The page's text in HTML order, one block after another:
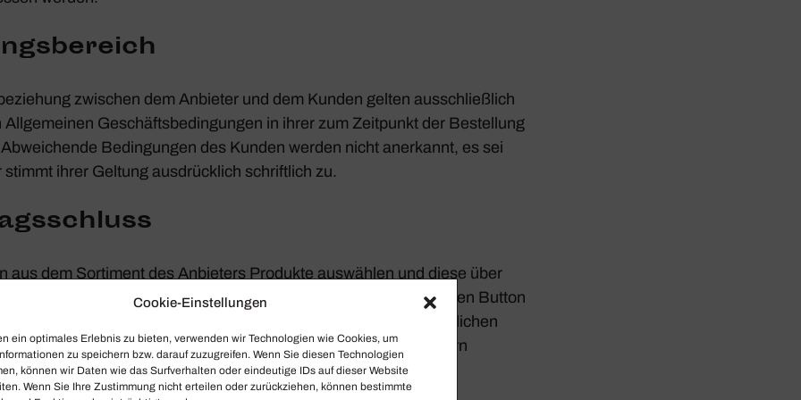
Cookie-Einstellungen
ein optimales Erlebnis zu bieten, verwenden wir Technologien wie Cookies, um
zu speichern bzw. darauf zuzugreifen. Wenn Sie diesen Technologien
können wir Daten wie das Surfverhalten oder eindeutige IDs auf dieser Website
Wenn Sie Ihre Zustimmung nicht erteilen oder zurückziehen, können bestimmte
zwischen dem Anbieter und dem Kunden gelten ausschließ­lich
Allge­meinen Geschäfts­be­din­gungen in ihrer zum Zeit­punkt der Bestel­lung
Bedin­gungen des Kunden werden nicht aner­kannt, es sei
stimmt ihrer Geltung ausdrück­lich schrift­lich zu.
aus dem Sorti­ment des Anbie­ters Produkte auswählen und diese über
Waren­korb“ in einem so genannten Waren­korb sammeln. Über den Button
er einen verbind­li­chen Antrag zum Kauf der im Waren­korb befind­li­chen
der Bestel­lung kann der Kunde die Daten jeder­zeit ändern